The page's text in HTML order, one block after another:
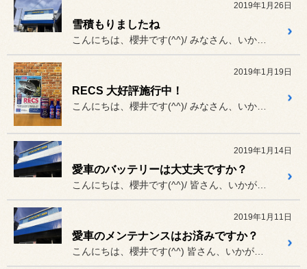
2019年1月26日
雪積もりましたね
2019年1月19日
RECS 大好評施行中！
2019年1月14日
愛車のバッテリーは大丈夫ですか？
こんにちは、櫻井です(^^)/ 皆さん、いかがお過ごしですか？
2019年1月11日
愛車のメンテナンスはお済みですか？
こんにちは、櫻井です(^^) 皆さん、いかがお過ごしですか？